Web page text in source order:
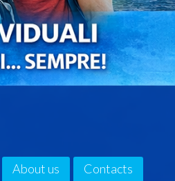
About us Contacts